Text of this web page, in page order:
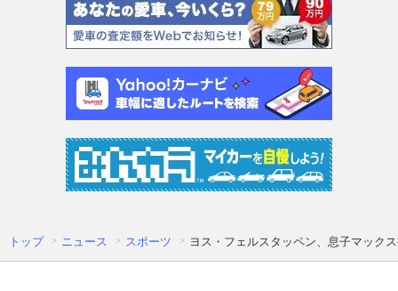
トップ ニュース スポーツ ヨス・フェルスタッペン、息子マック